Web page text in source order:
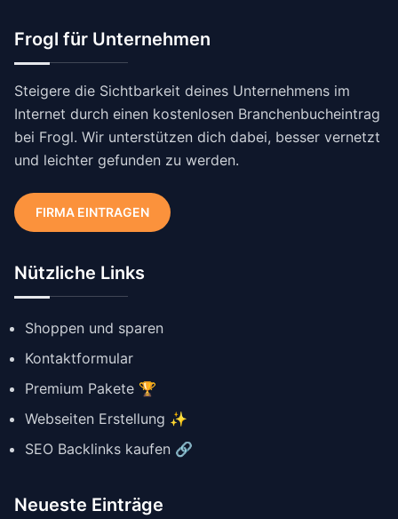
Frogl für Unternehmen
Steigere die Sichtbarkeit deines Unternehmens im
Internet durch einen kostenlosen Branchenbucheintrag
bei Frogl. Wir unterstützen dich dabei, besser vernetzt
und leichter gefunden zu werden.
FIRMA EINTRAGEN
Nützliche Links
Shoppen und sparen
Kontaktformular
Premium Pakete 🏆
Webseiten Erstellung ✨
SEO Backlinks kaufen 🔗
Neueste Einträge